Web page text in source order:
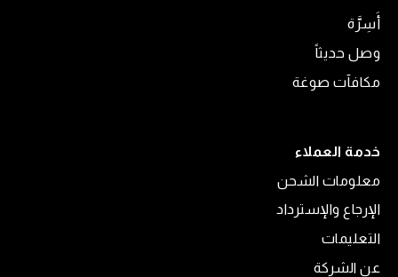
أَسِرَّة
وصل حديثاً
مكافآت صوغة
خدمة العملاء
معلومات الشحن
الإرجاع والإسترداد
التعليمات
عن الشركة